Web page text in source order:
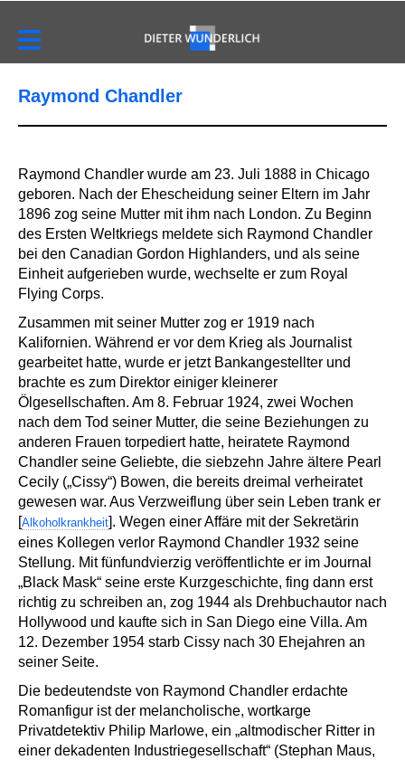
Raymond Chandler
Raymond Chandler wurde am 23. Juli 1888 in Chicago
geboren. Nach der Ehescheidung seiner Eltern im Jahr
1896 zog seine Mutter mit ihm nach London. Zu Beginn
des Ersten Weltkriegs meldete sich Raymond Chandler
bei den Canadian Gordon Highlanders, und als seine
Einheit aufgerieben wurde, wechselte er zum Royal
Flying Corps.
Zusammen mit seiner Mutter zog er 1919 nach
Kalifornien. Während er vor dem Krieg als Journalist
gearbeitet hatte, wurde er jetzt Bankangestellter und
brachte es zum Direktor einiger kleinerer
Ölgesellschaften. Am 8. Februar 1924, zwei Wochen
nach dem Tod seiner Mutter, die seine Beziehungen zu
anderen Frauen torpediert hatte, heiratete Raymond
Chandler seine Geliebte, die siebzehn Jahre ältere Pearl
Cecily („Cissy“) Bowen, die bereits dreimal verheiratet
gewesen war. Aus Verzweiflung über sein Leben trank er
[Alkoholkrankheit]. Wegen einer Affäre mit der Sekretärin
eines Kollegen verlor Raymond Chandler 1932 seine
Stellung. Mit fünfundvierzig veröffentlichte er im Journal
„Black Mask“ seine erste Kurzgeschichte, fing dann erst
richtig zu schreiben an, zog 1944 als Drehbuchautor nach
Hollywood und kaufte sich in San Diego eine Villa. Am
12. Dezember 1954 starb Cissy nach 30 Ehejahren an
seiner Seite.
Die bedeutendste von Raymond Chandler erdachte
Romanfigur ist der melancholische, wortkarge
Privatdetektiv Philip Marlowe, ein „altmodischer Ritter in
einer dekadenten Industriegesellschaft“ (Stephan Maus,